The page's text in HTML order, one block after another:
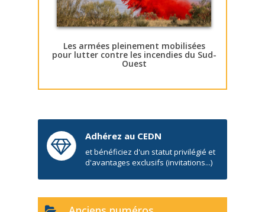
Les armées pleinement mobilisées
pour lutter contre les incendies du Sud-
Ouest
Adhérez au CEDN
et bénéficiez d'un statut privilégié et
d'avantages exclusifs (invitations...)